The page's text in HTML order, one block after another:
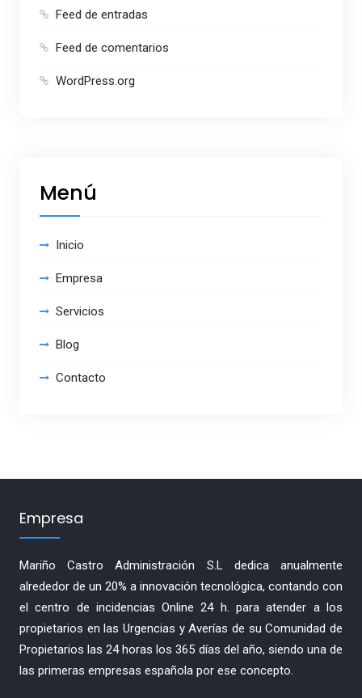
Feed de entradas
Feed de comentarios
WordPress.org
Menú
Inicio
Empresa
Servicios
Blog
Contacto
Empresa
Mariño Castro Administración S.L dedica anualmente
alrededor de un 20% a innovación tecnológica, contando con
el centro de incidencias Online 24 h. para atender a los
propietarios en las Urgencias y Averías de su Comunidad de
Propietarios las 24 horas los 365 días del año, siendo una de
las primeras empresas española por ese concepto.